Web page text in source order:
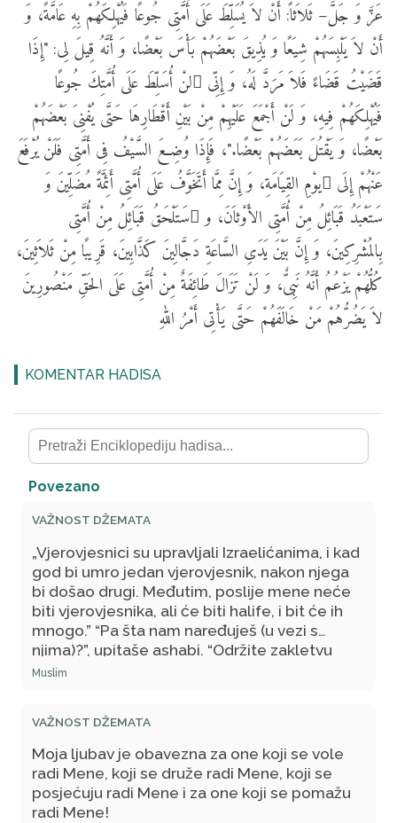
عَزَّ وَ جَلَّ– ثَلاَثاً: أَنْ لاَ يُسَلِّطَ عَلَى أُمَّتِى جُوعًا فَيُهْلِكَهُمْ بِهِ عَامَّةً، وَ
أَنْ لاَ يَلْبِسَهُمْ شِيَعًا وَ يُذِيقَ بَعْضَهُمْ بَأْسَ بَعْضًا، وَ أَنَّهُ قِيلَ لِى: "إِذَا
قَضَيْتُ قَضَاءً فَلاَ مَرَدَّ لَهُ، وَ إِنِّى َلنْ أُسَلِّطَ عَلَى أُمَّتِكَ جُوعًا
فَيُهْلِكَهُمْ فِيهِ، وَ لَنْ أَجْمَعَ عَلَيْهِمْ مِنْ بَيْنِ أَقْطَارِهَا حَتَّى يُفْنِىَ بَعْضَهُمْ
بَعْضًا، وَ يَقْتُلَ بَعَضَهُمْ بَعْضًا."، فَإِذَا وُضِعَ السَّيْفُ فِى أَمَّتِى فَلَنْ يُرْفَعَ
عَنْهُمْ إِلَى َيوْمِ القِيَامَةِ، وَ إِنَّ مِمَّا أَتَخَوَّفُ عَلَى أُمَّتِى أَئِمَّةً مُضَلِّينَ وَ
سَتَعْبَدُ قَبَائِلُ مِنْ أُمَّتِى الأَوْثاَنَ، و َسَتَلْحَقُ قَبَائِلُ مِنْ أُمَّتِى
بِالمُشْرِكِينَ، وَ إِنَّ بَيْنَ يَدَىِ السَّاعَةِ دَجَّالِينَ كَذَّابِينَ، قَرِيبًا مِنْ ثَلاَثِينَ،
كُلُّهُمْ يَزْعُمُ أَنَّهُ نَبِىٌّ، وَ لَنْ تَزَالَ طَائِفَةٌ مِنْ أُمَّتِى عَلَى الحَقِّ مَنْصُورِينَ
لاَ يَضُرُّهُمْ مَنْ خَالَفَهُمْ حَتَّى يَأْتِى أَمْرُ اللهِ
KOMENTAR HADISA
Povezano
VAŽNOST DŽEMATA
„Vjerovjesnici su upravljali Izraelićanima, i kad
god bi umro jedan vjerovjesnik, nakon njega
bi došao drugi. Međutim, poslije mene neće
biti vjerovjesnika, ali će biti halife, i bit će ih
mnogo.” “Pa šta nam naređuješ (u vezi s
njima)?”, upitaše ashabi. “Održite zakletvu
datu prvom, a potom svima sljedećima, i
Poslanik.
Muslim
VAŽNOST DŽEMATA
Moja ljubav je obavezna za one koji se vole
radi Mene, koji se druže radi Mene, koji se
posjećuju radi Mene i za one koji se pomažu
radi Mene!